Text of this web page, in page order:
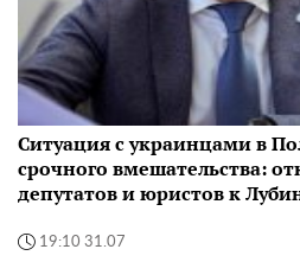
Ситуация с украинцами в
срочного вмешательства:
депутатов и юристов к
19:10 31.07